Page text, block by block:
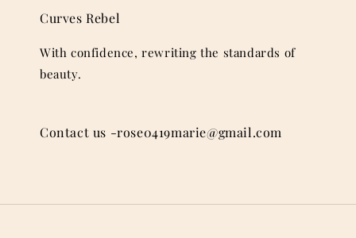
Curves Rebel
With confidence, rewriting the standards of
beauty.
Contact us -rose0419marie@gmail.com